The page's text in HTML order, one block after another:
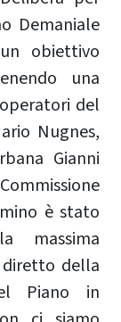
Demaniale
obiettivo
una
del
Nugnes,
Gianni
è stato
massima
della
Piano in